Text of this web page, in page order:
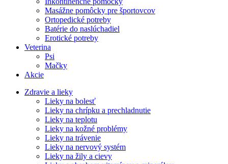
Masážne pomôcky pre športovcov
Ortopedické potreby
Batérie do naslúchadiel
Erotické potreby
Veterina
Psi
Mačky
Akcie
Zdravie a lieky
Lieky na bolesť
Lieky na chrípku a prechladnutie
Lieky na teplotu
Lieky na kožné problémy
Lieky na trávenie
Lieky na nervový systém
Lieky na žily a cievy